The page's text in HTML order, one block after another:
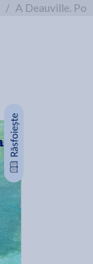
/ A Deauville.